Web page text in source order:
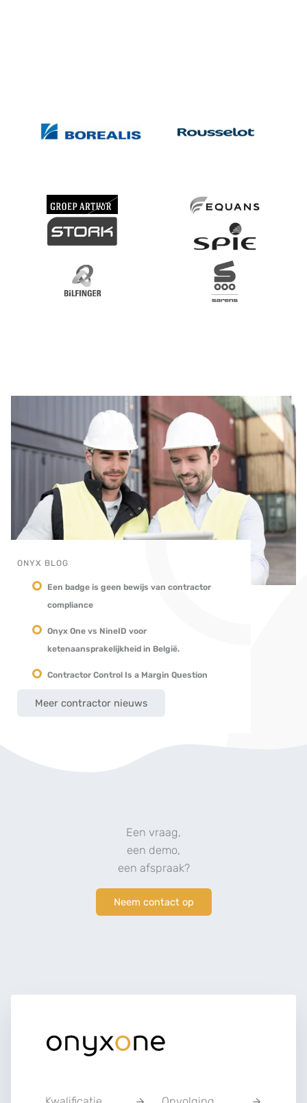
ONYX BLOG
Een badge is geen bewijs van contractor
compliance
Onyx One vs NineID voor
ketenaansprakelijkheid in België.
Contractor Control Is a Margin Question
Meer contractor nieuws
Een vraag,
een demo,
een afspraak?
Neem contact op